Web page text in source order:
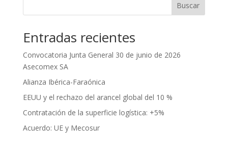
Buscar
Entradas recientes
Convocatoria Junta General 30 de junio de 2026
Asecomex SA
Alianza Ibérica-Faraónica
EEUU y el rechazo del arancel global del 10 %
Contratación de la superficie logística: +5%
Acuerdo: UE y Mecosur